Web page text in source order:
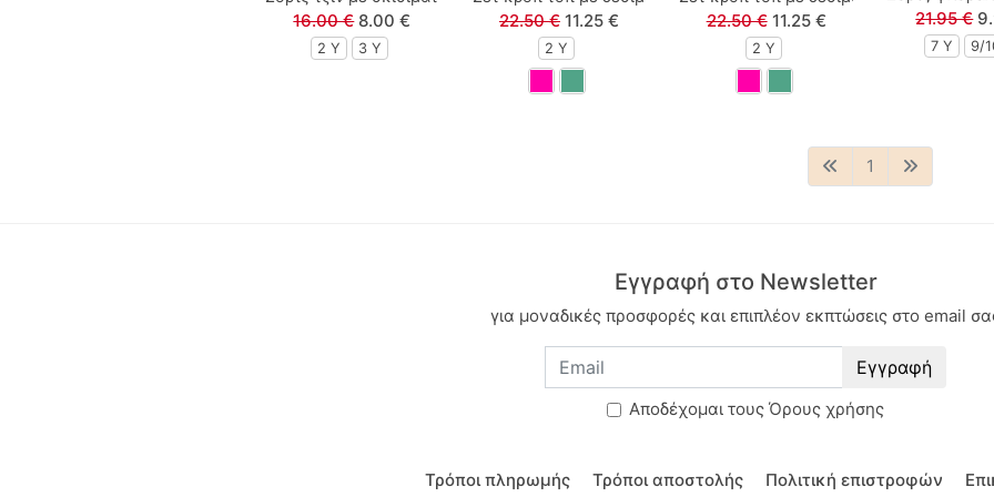
16.00 € 8.00 €
2 Y 3 Y
22.50 € 11.25 €
2 Y
22.50 € 11.25 €
2 Y
21.95 €
7 Y 9/
1
Εγγραφή στο Newsletter
για μοναδικές προσφορές και επιπλέον εκπτώσεις στο email
Εγγραφή
Aποδέχομαι τους Όρους χρήσης
Τρόποι πληρωμής Τρόποι αποστολής Πολιτική επιστροφών